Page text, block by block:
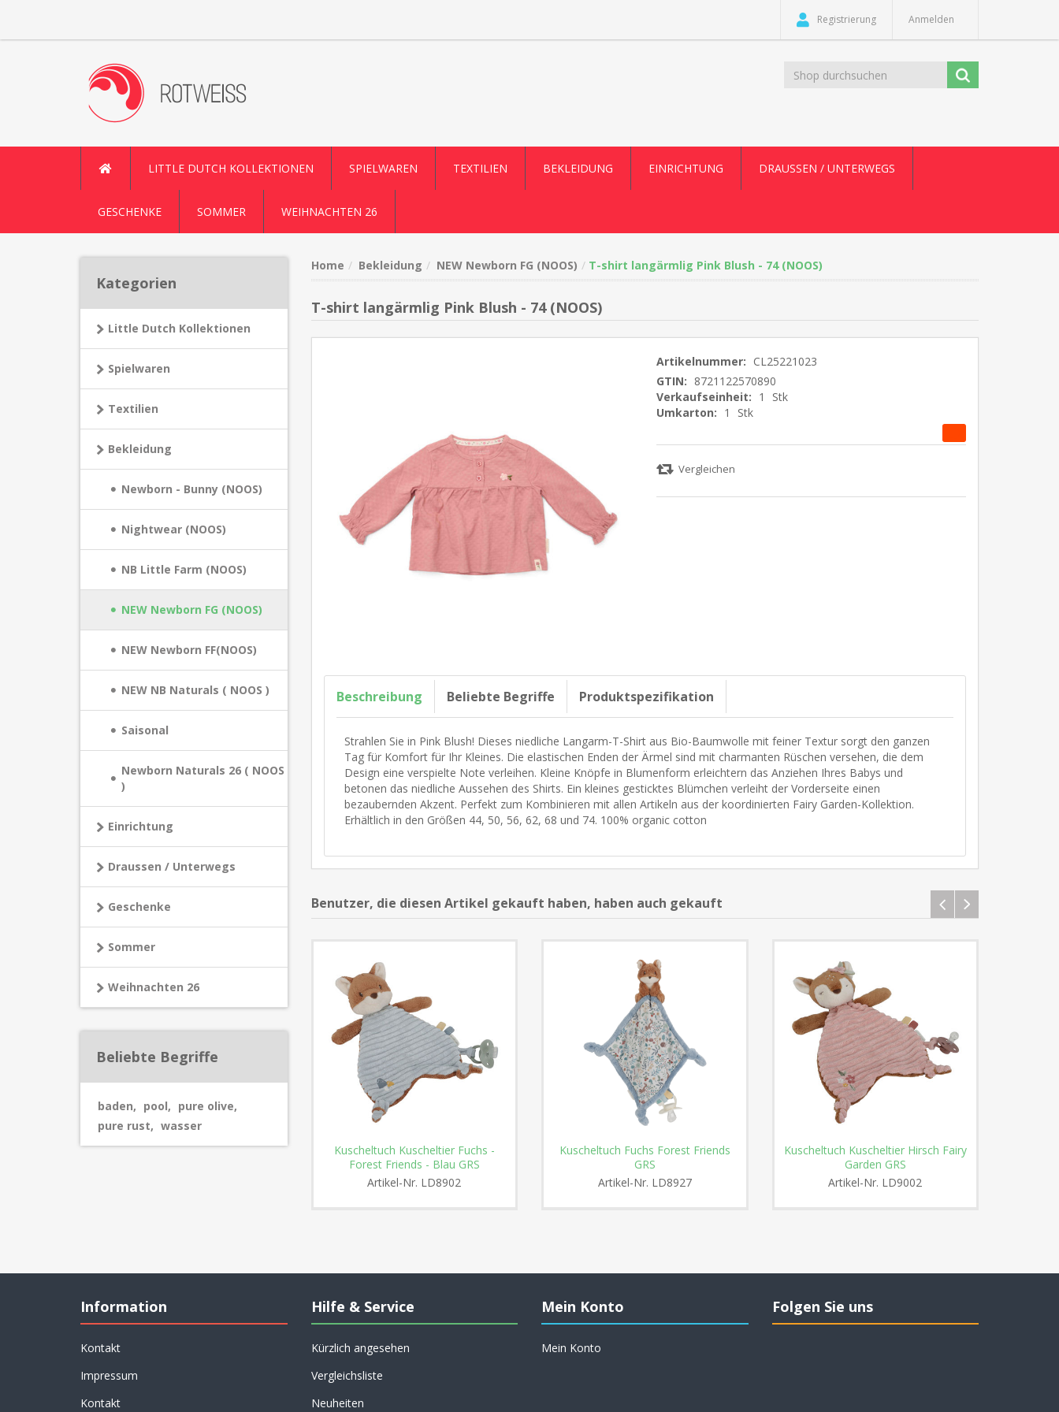
Registrierung Anmelden
LITTLE DUTCH KOLLEKTIONEN SPIELWAREN TEXTILIEN BEKLEIDUNG EINRICHTUNG DRAUSSEN / UNTERWEGS
GESCHENKE SOMMER WEIHNACHTEN 26
Kategorien
Little Dutch Kollektionen
Spielwaren
Textilien
Bekleidung
Newborn - Bunny (NOOS)
Nightwear (NOOS)
NB Little Farm (NOOS)
NEW Newborn FG (NOOS)
NEW Newborn FF(NOOS)
NEW NB Naturals ( NOOS )
Saisonal
Newborn Naturals 26 ( NOOS
)
Einrichtung
Draussen / Unterwegs
Geschenke
Sommer
Weihnachten 26
Beliebte Begriffe
baden, pool, pure olive,
pure rust, wasser
Home Bekleidung NEW Newborn FG (NOOS) T-shirt langärmlig Pink Blush - 74 (NOOS)
T-shirt langärmlig Pink Blush - 74 (NOOS)
Artikelnummer: CL25221023
GTIN: 8721122570890
Verkaufseinheit: 1
Stk
Umkarton: 1 Stk
Beschreibung Beliebte Begriffe Produktspezifikation
Strahlen Sie in Pink Blush! Dieses niedliche Langarm-T-Shirt aus Bio-Baumwolle mit feiner Textur sorgt den ganzen
Tag für Komfort für Ihr Kleines. Die elastischen Enden der Ärmel sind mit charmanten Rüschen versehen, die dem
Design eine verspielte Note verleihen. Kleine Knöpfe in Blumenform erleichtern das Anziehen Ihres Babys und
betonen das niedliche Aussehen des Shirts. Ein kleines gesticktes Blümchen verleiht der Vorderseite einen
bezaubernden Akzent. Perfekt zum Kombinieren mit allen Artikeln aus der koordinierten Fairy Garden-Kollektion.
Erhältlich in den Größen 44, 50, 56, 62, 68 und 74. 100% organic cotton
Benutzer, die diesen Artikel gekauft haben, haben auch gekauft
Kuscheltuch Kuscheltier Fuchs -
Forest Friends - Blau GRS
Artikel-Nr. LD8902
Kuscheltuch Fuchs Forest Friends
GRS
Artikel-Nr. LD8927
Kuscheltuch Kuscheltier Hirsch Fairy
Garden GRS
Artikel-Nr. LD9002
Information
Kontakt
Impressum
Kontakt
Hilfe & Service
Kürzlich angesehen
Vergleichsliste
Neuheiten
Mein Konto
Mein Konto
Folgen Sie uns